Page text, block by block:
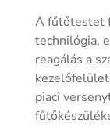
A fűtőtestet
technilógia,
reagálás a
piaci